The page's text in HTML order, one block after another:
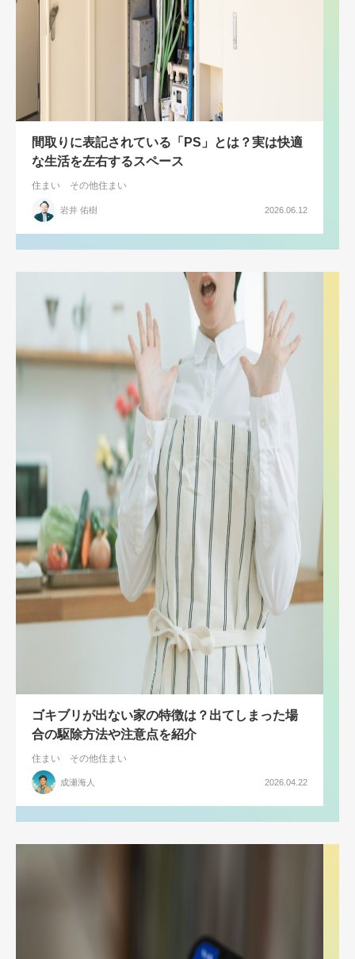
間取りに表記されている「PS」とは？実は快適
な生活を左右するスペース
住まい その他住まい
岩井 佑樹 2026.06.12
ゴキブリが出ない家の特徴は？出てしまった場
合の駆除方法や注意点を紹介
住まい その他住まい
成瀬海人 2026.04.22